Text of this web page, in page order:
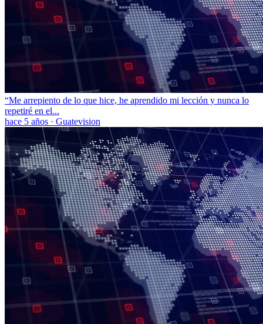
“Me arrepiento de lo que hice, he aprendido mi lección y nunca lo
repetiré en el...
hace 5 años · Guatevision